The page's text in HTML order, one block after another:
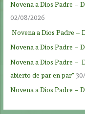
Novena a Dios Padre –
02/08/2026
Novena a Dios Padre –
Novena a Dios Padre –
Novena a Dios Padre –
abierto de par en par”
Novena a Dios Padre –